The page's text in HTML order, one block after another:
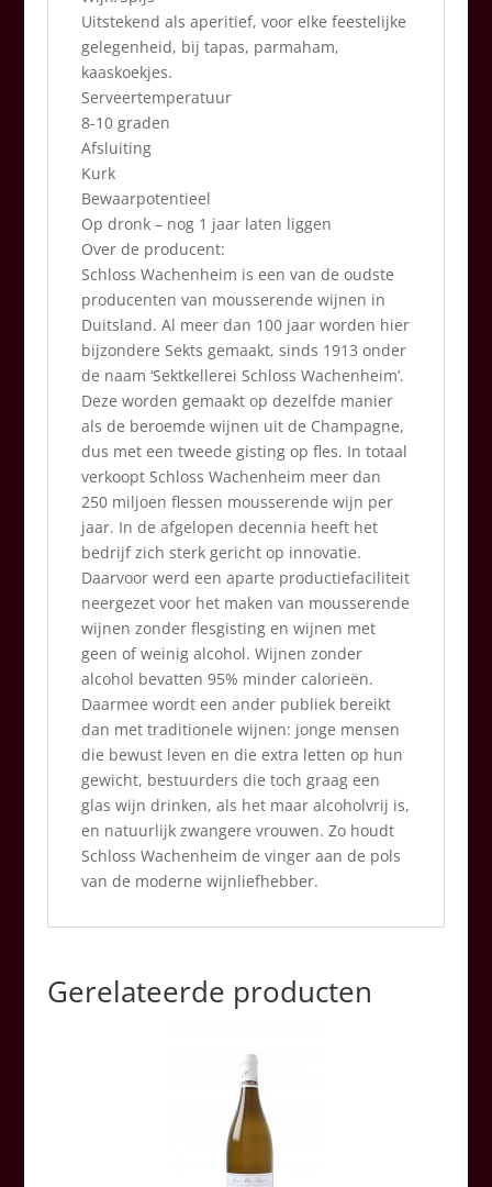
Uitstekend als aperitief, voor elke feestelijke
gelegenheid, bij tapas, parmaham,
kaaskoekjes.
Serveertemperatuur
8-10 graden
Afsluiting
Kurk
Bewaarpotentieel
Op dronk – nog 1 jaar laten liggen
Over de producent:
Schloss Wachenheim is een van de oudste
producenten van mousserende wijnen in
Duitsland. Al meer dan 100 jaar worden hier
bijzondere Sekts gemaakt, sinds 1913 onder
de naam ‘Sektkellerei Schloss Wachenheim’.
Deze worden gemaakt op dezelfde manier
als de beroemde wijnen uit de Champagne,
dus met een tweede gisting op fles. In totaal
verkoopt Schloss Wachenheim meer dan
250 miljoen flessen mousserende wijn per
jaar. In de afgelopen decennia heeft het
bedrijf zich sterk gericht op innovatie.
Daarvoor werd een aparte productiefaciliteit
neergezet voor het maken van mousserende
wijnen zonder flesgisting en wijnen met
geen of weinig alcohol. Wijnen zonder
alcohol bevatten 95% minder calorieën.
Daarmee wordt een ander publiek bereikt
dan met traditionele wijnen: jonge mensen
die bewust leven en die extra letten op hun
gewicht, bestuurders die toch graag een
glas wijn drinken, als het maar alcoholvrij is,
en natuurlijk zwangere vrouwen. Zo houdt
Schloss Wachenheim de vinger aan de pols
van de moderne wijnliefhebber.
Gerelateerde producten